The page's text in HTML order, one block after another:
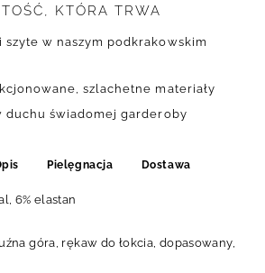
KTÓRA TRWA
szyte w naszym podkrakowskim
szlachetne materiały
duchu świadomej garderoby
Pielęgnacja Dostawa
6% elastan
góra, rękaw do łokcia, dopasowany,